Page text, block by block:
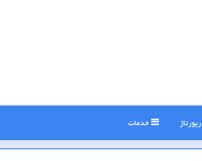
رپورتاژ خدمات